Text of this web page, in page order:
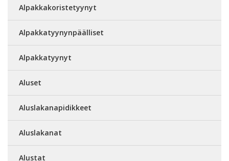
Alpakkakoristetyynyt
Alpakkatyynynpäälliset
Alpakkatyynyt
Aluset
Aluslakanapidikkeet
Aluslakanat
Alustat